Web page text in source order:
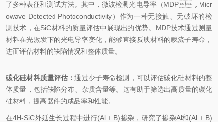
了多种表征和测试方法。其中，微波检测光电导率（MDP，Micr
owave Detected Photoconductivity）作为一种无接触、无破坏的检
测技术，在SiC材料的质量评估中展现出的优势。MDP技术通过测量
材料在光激发下的光电导率变化，能够直接反映材料的载流子寿命，
进而评估材料的缺陷情况和整体质量。
碳化硅材料质量评估：通过少子寿命检测，可以评估碳化硅材料的整
体质量，包括缺陷分布、杂质含量等。这有助于筛选出高质量的碳化
硅材料，提高器件的成品率和性能。
在4H-SiC外延生长过程中进行(Al + B)掺杂，研究了掺杂Al和(Al + B)